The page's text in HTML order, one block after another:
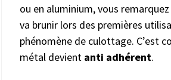
ou en aluminium, vous
va brunir lors des premières
phénomène de culottage. C’est
métal devient anti adhérent.